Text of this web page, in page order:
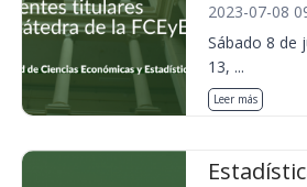
2023-07-08
Sábado 8 de
13, ...
Leer más